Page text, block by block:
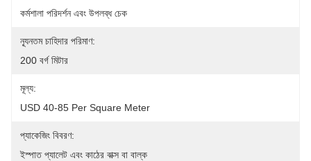
কর্মশালা পরিদর্শন এবং উপলব্ধ চেক
ন্যূনতম চাহিদার পরিমাণ:
200 বর্গ মিটার
মূল্য:
USD 40-85 Per Square Meter
প্যাকেজিং বিবরণ:
ইস্পাত প্যালেট এবং কাঠের বাক্স বা বাল্ক